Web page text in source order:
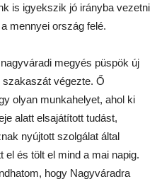
is igyekszik jó irányba vezetni
mennyei ország felé.
megyés püspök új
végezte. Ő
olyan munkahelyet, ahol ki
alatt elsajátított tudást,
nyújtott szolgálat által
el és tölt el mind a mai napig.
hogy Nagyváradra